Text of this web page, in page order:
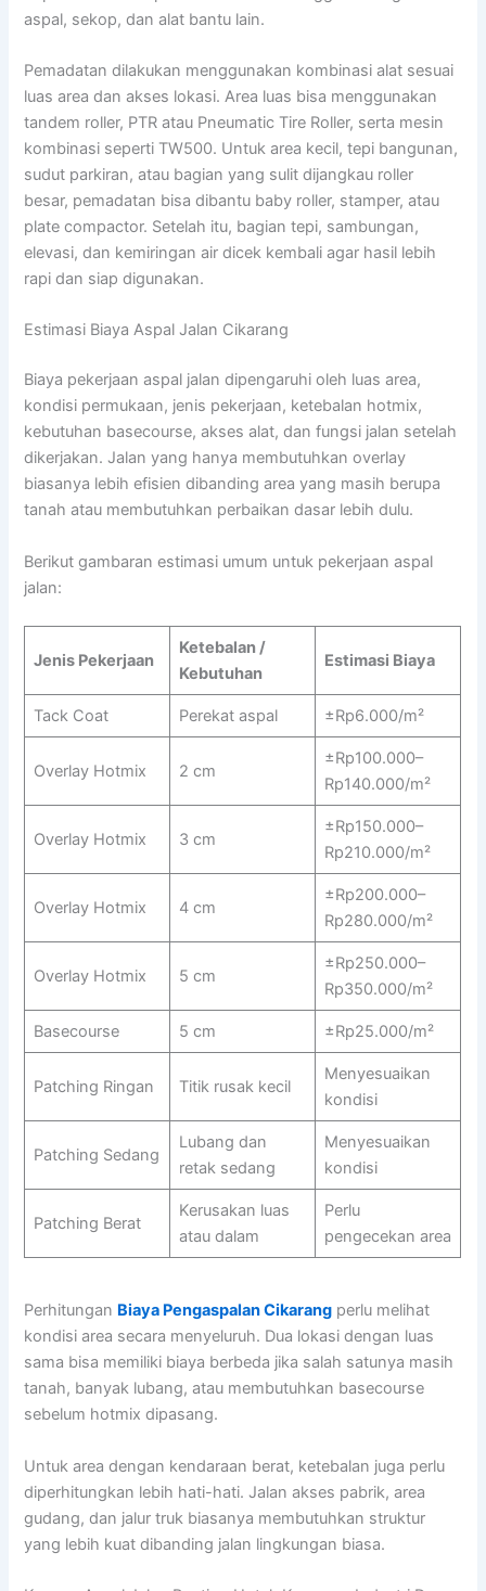
aspal, sekop, dan alat bantu lain.
Pemadatan dilakukan menggunakan kombinasi alat sesuai
luas area dan akses lokasi. Area luas bisa menggunakan
tandem roller, PTR atau Pneumatic Tire Roller, serta mesin
kombinasi seperti TW500. Untuk area kecil, tepi bangunan,
sudut parkiran, atau bagian yang sulit dijangkau roller
besar, pemadatan bisa dibantu baby roller, stamper, atau
plate compactor. Setelah itu, bagian tepi, sambungan,
elevasi, dan kemiringan air dicek kembali agar hasil lebih
rapi dan siap digunakan.
Estimasi Biaya Aspal Jalan Cikarang
Biaya pekerjaan aspal jalan dipengaruhi oleh luas area,
kondisi permukaan, jenis pekerjaan, ketebalan hotmix,
kebutuhan basecourse, akses alat, dan fungsi jalan setelah
dikerjakan. Jalan yang hanya membutuhkan overlay
biasanya lebih efisien dibanding area yang masih berupa
tanah atau membutuhkan perbaikan dasar lebih dulu.
Berikut gambaran estimasi umum untuk pekerjaan aspal
jalan:
Jenis Pekerjaan
Ketebalan /
Kebutuhan
Estimasi Biaya
Tack Coat Perekat aspal ±Rp6.000/m²
Overlay Hotmix 2 cm
±Rp100.000–
Rp140.000/m²
Overlay Hotmix 3 cm
±Rp150.000–
Rp210.000/m²
Overlay Hotmix 4 cm
±Rp200.000–
Rp280.000/m²
Overlay Hotmix 5 cm
±Rp250.000–
Rp350.000/m²
Basecourse 5 cm ±Rp25.000/m²
Patching Ringan Titik rusak kecil
Menyesuaikan
kondisi
Patching Sedang
Lubang dan
retak sedang
Menyesuaikan
kondisi
Patching Berat
Kerusakan luas
atau dalam
Perlu
pengecekan area
Perhitungan Biaya Pengaspalan Cikarang perlu melihat
kondisi area secara menyeluruh. Dua lokasi dengan luas
sama bisa memiliki biaya berbeda jika salah satunya masih
tanah, banyak lubang, atau membutuhkan basecourse
sebelum hotmix dipasang.
Untuk area dengan kendaraan berat, ketebalan juga perlu
diperhitungkan lebih hati-hati. Jalan akses pabrik, area
gudang, dan jalur truk biasanya membutuhkan struktur
yang lebih kuat dibanding jalan lingkungan biasa.